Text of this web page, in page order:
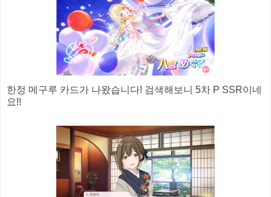
한정 메구루 카드가 나왔습니다! 검색해보니 5차 P SSR이네
요!!